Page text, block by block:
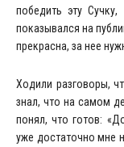
победить эту
показывался на
прекрасна, за нее
Ходили разговоры,
знал, что на самом
понял, что готов:
уже достаточно мне